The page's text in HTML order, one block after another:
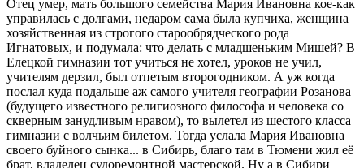
Отец умер, мать большого семейства Мария Ивановна кое-как
управилась с долгами, недаром сама была купчиха, женщина
хозяйственная из строгого старообрядческого рода
Игнатовых, и подумала: что делать с младшеньким Мишей? В
Елецкой гимназии тот учиться не хотел, уроков не учил,
учителям дерзил, был отпетым второгодником. А уж когда
послал куда подальше аж самого учителя географии Розанова
(будущего известного религиозного философа и человека со
скверным занудливым нравом), то вылетел из шестого класса
гимназии с волчьим билетом. Тогда услала Мария Ивановна
своего буйного сынка... в Сибирь, благо там в Тюмени жил её
брат, владелец судоремонтной мастерской. Ну а в Сибири